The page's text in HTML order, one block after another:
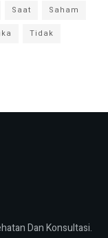
Saat
Saham
Tidak
Dan Konsultasi.